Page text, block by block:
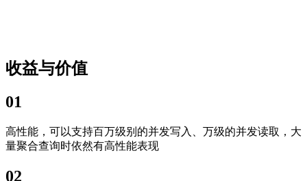
收益与价值
01
高性能，可以支持百万级别的并发写入、万级的并发读取，大
量聚合查询时依然有高性能表现
02